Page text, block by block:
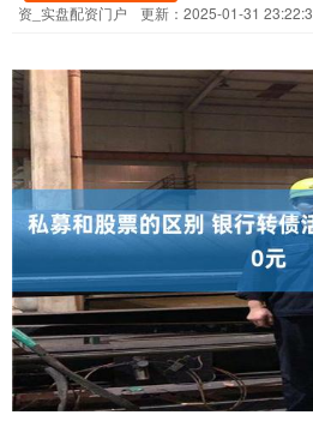
资_实盘配资门户
更新：2025-01-31